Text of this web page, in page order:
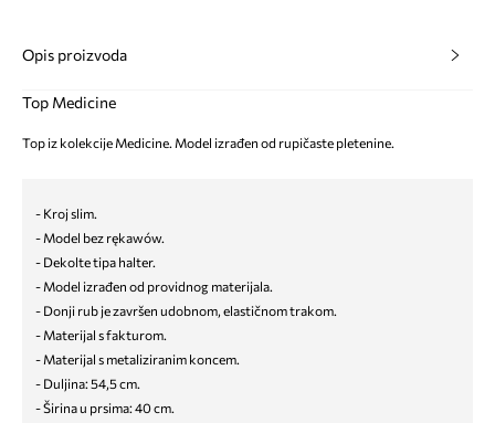
Opis proizvoda
Top Medicine
Top iz kolekcije Medicine. Model izrađen od rupičaste pletenine.
- Kroj slim.
- Model bez rękawów.
- Dekolte tipa halter.
- Model izrađen od providnog materijala.
- Donji rub je završen udobnom, elastičnom trakom.
- Materijal s fakturom.
- Materijal s metaliziranim koncem.
- Duljina: 54,5 cm.
- Širina u prsima: 40 cm.